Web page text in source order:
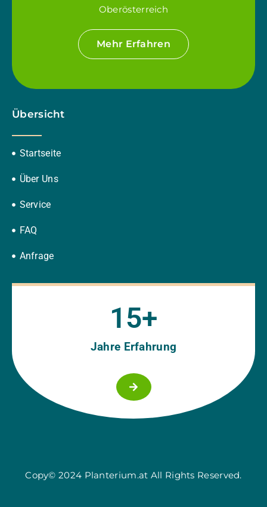
Oberösterreich
Mehr Erfahren
Übersicht
Startseite
Über Uns
Service
FAQ
Anfrage
Jahre Erfahrung
15+
Copy© 2024 Planterium.at All Rights Reserved.